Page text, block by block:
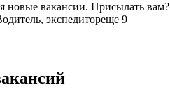
новые вакансии. Присылать вам?
экспедитореще 9